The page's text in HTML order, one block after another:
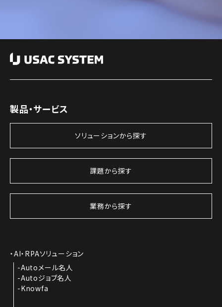
製品・サービス
ソリューションから探す
課題から探す
業務から探す
AI・RPAソリューション
Autoメール名人
Autoジョブ名人
Knowfa